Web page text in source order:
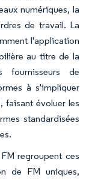
numériques, la
de travail. La
l'application
au titre de la
fournisseurs de
à s'impliquer
faisant évoluer les
standardisées
regroupent ces
de FM uniques,